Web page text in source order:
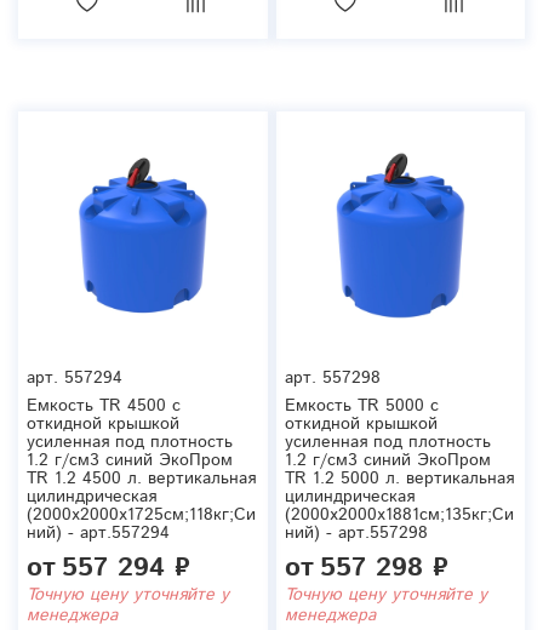
арт. 557294
Емкость TR 4500 с
откидной крышкой
усиленная под плотность
1.2 г/см3 синий ЭкоПром
TR 1.2 4500 л. вертикальная
цилиндрическая
(2000x2000x1725см;118кг;Си
ний) - арт.557294
от557 294 ₽
Точную цену уточняйте у
менеджера
арт. 557298
Емкость TR 5000 с
откидной крышкой
усиленная под плотность
1.2 г/см3 синий ЭкоПром
TR 1.2 5000 л. вертикальная
цилиндрическая
(2000x2000x1881см;135кг;Си
ний) - арт.557298
от557 298 ₽
Точную цену уточняйте у
менеджера